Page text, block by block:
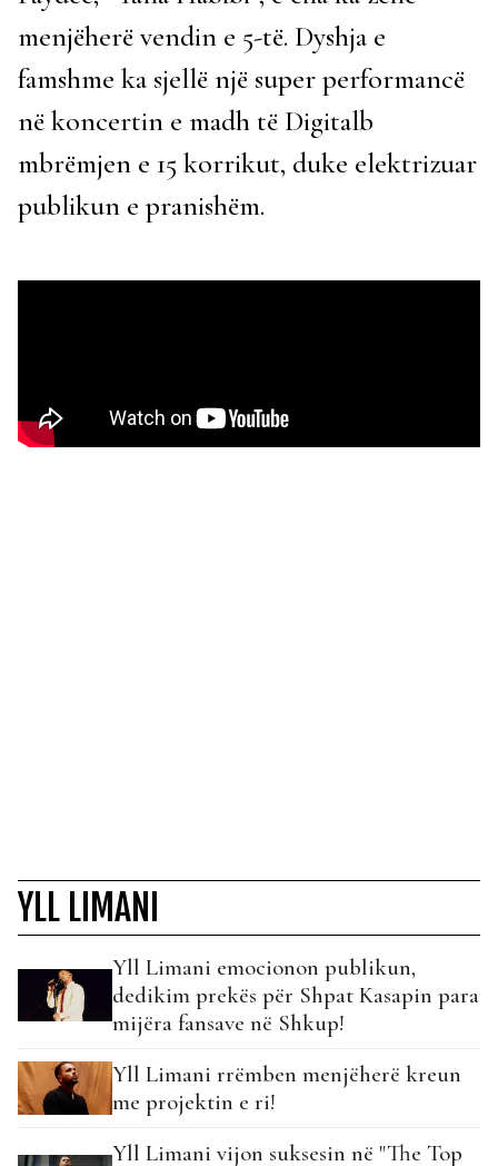
menjëherë vendin e 5-të. Dyshja e
famshme ka sjellë një super performancë
në koncertin e madh të Digitalb
mbrëmjen e 15 korrikut, duke elektrizuar
publikun e pranishëm.
YLL LIMANI
Yll Limani emocionon publikun,
dedikim prekës për Shpat Kasapin para
mijëra fansave në Shkup!
Yll Limani rrëmben menjëherë kreun
me projektin e ri!
Yll Limani vijon suksesin në "The Top